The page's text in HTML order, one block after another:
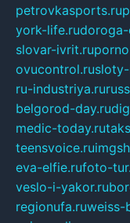
petrovkasports.ru
york-life.ru
slovar-ivrit.ru
ovucontrol.ru
ru-industriya.ru
belgorod-day.ru
medic-today.ru
teensvoice.ru
eva-elfie.rufoto-
veslo-i-yakor.ru
regionufa.ruweiss-